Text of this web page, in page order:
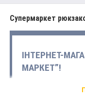
Супермаркет
ІНТЕРНЕТ-
МАРКЕТ”!
рюкзаків, а також